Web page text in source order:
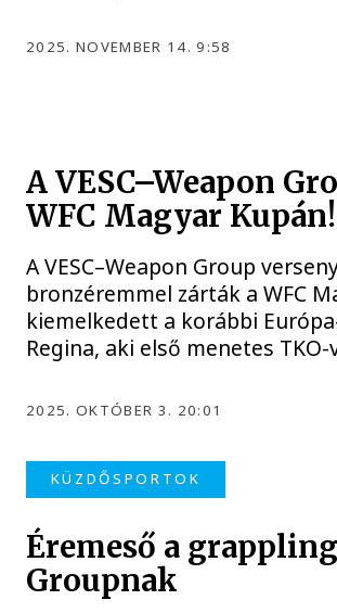
2025. NOVEMBER 14. 9:58
A VESC–Weapon
WFC Magyar Kupán!
A VESC–Weapon Group
bronzéremmel zárták a WFC
kiemelkedett a korábbi
Regina, aki első menetes
2025. OKTÓBER 3. 20:01
KÜZDŐSPORTOK
Éremeső a
Groupnak